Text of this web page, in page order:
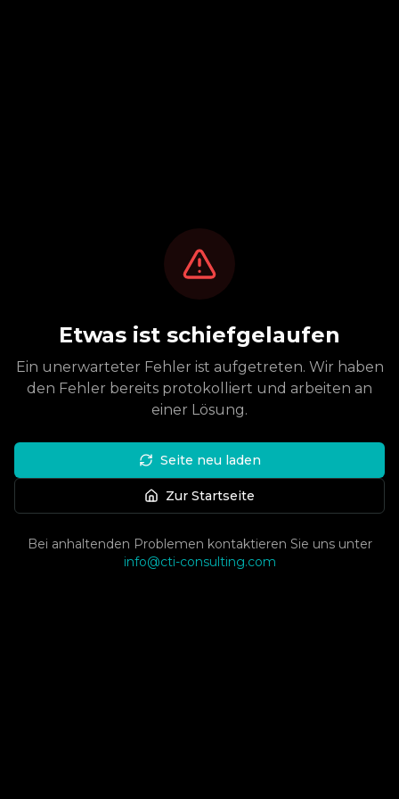
Etwas ist schiefgelaufen
Ein unerwarteter Fehler ist aufgetreten. Wir haben
den Fehler bereits protokolliert und arbeiten an
einer Lösung.
Seite neu laden
Zur Startseite
Bei anhaltenden Problemen kontaktieren Sie uns unter
info@cti-consulting.com